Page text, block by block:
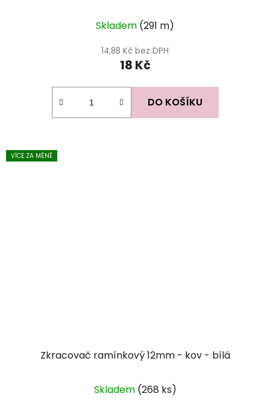
Skladem (291 m)
14,88 Kč bez DPH
18 Kč
DO KOŠÍKU
VÍCE ZA MÉNĚ
Zkracovač ramínkový 12mm - kov - bílá
Skladem (268 ks)